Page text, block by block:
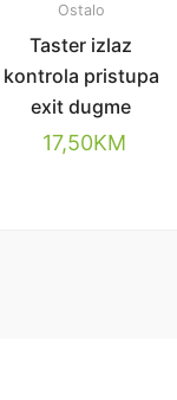
Ostalo
Taster izlaz
kontrola pristupa
exit dugme
17,50KM